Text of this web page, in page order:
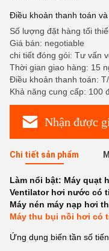
Điều khoản thanh toán
Số lượng đặt hàng tối
Giá bán: negotiable
chi tiết đóng gói: Tư vấn
Thời gian giao hàng: 15
Điều khoản thanh toán:
Khả năng cung cấp: 100
Nhận được
Chi tiết sản phẩm
Làm nổi bật: Máy quạt
Ventilator hơi nước có
Máy nén máy nạp hơi
Máy thu bụi nồi hơi có
Ứng dụng biến tần số